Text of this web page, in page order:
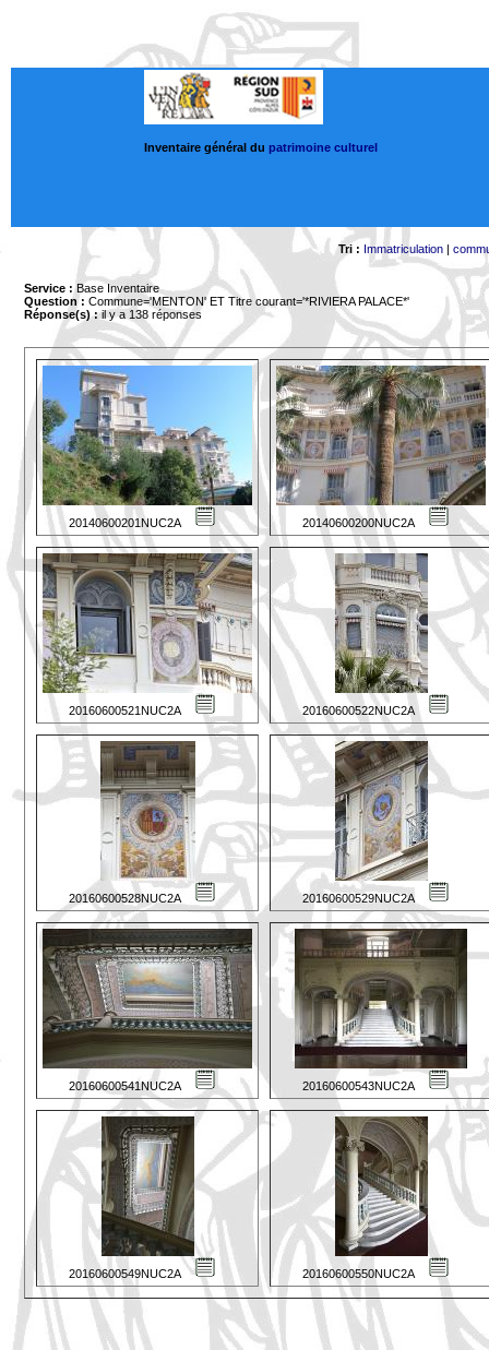
Inventaire général du patrimoine culturel
Tri : Immatriculation|
Service : Base Inventaire
Question : Commune='MENTON' ET Titre courant='*RIVIERA PALACE*'
Réponse(s) :il y a 138 réponses
20140600201NUC2A 20140600200NUC2A
20160600521NUC2A 20160600522NUC2A
20160600528NUC2A 20160600529NUC2A
20160600541NUC2A 20160600543NUC2A
20160600549NUC2A 20160600550NUC2A